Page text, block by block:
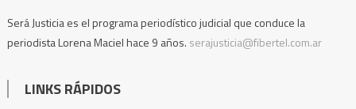
Será Justicia es el programa periodístico judicial que conduce la
periodista Lorena Maciel hace 9 años. serajusticia@fibertel.com.ar
LINKS RÁPIDOS